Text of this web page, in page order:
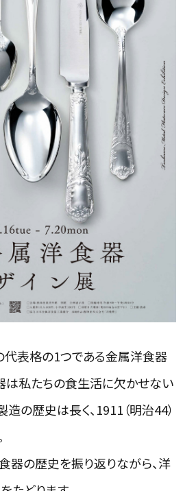
表格の1つである金属洋食器
は私たちの食生活に欠かせない
の歴史は長く、1911（明治44）
器の歴史を振り返りながら、洋